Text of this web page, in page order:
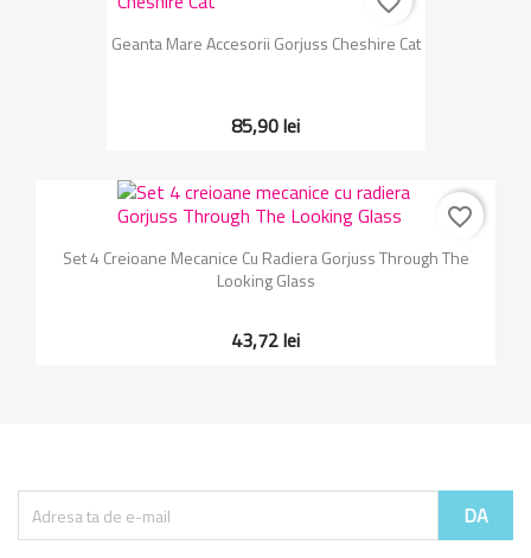
Geanta Mare Accesorii Gorjuss Cheshire Cat
85,90 lei
Set 4 Creioane Mecanice Cu Radiera Gorjuss Through The
Looking Glass
43,72 lei
favorite_border